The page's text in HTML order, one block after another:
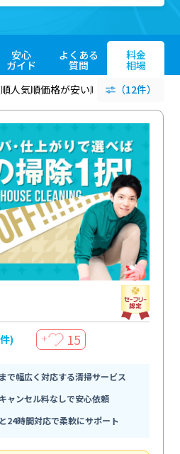
安心
ガイド
よくある
質問
料金
相場
人気順価格が安い順 評価が高い順
（12件）
) ＋ 15
で幅広く対応する清掃サービス
ャンセル料なしで安心依頼
24時間対応で柔軟にサポート